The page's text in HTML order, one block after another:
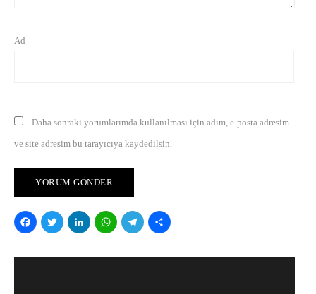
Ad
Daha sonraki yorumlarımda kullanılması için adım, e-posta adresim
ve site adresim bu tarayıcıya kaydedilsin.
Facebook
Twitter
LinkedIn
WhatsApp
Telegram